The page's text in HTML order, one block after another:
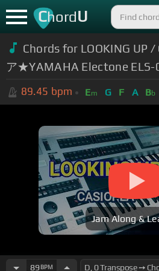
ChordU
Chords for LOOKING UP /
ア★YAMAHA Electone ELS-
89.45 bpm Em G F A Bb
Jam Along &
89 BPM